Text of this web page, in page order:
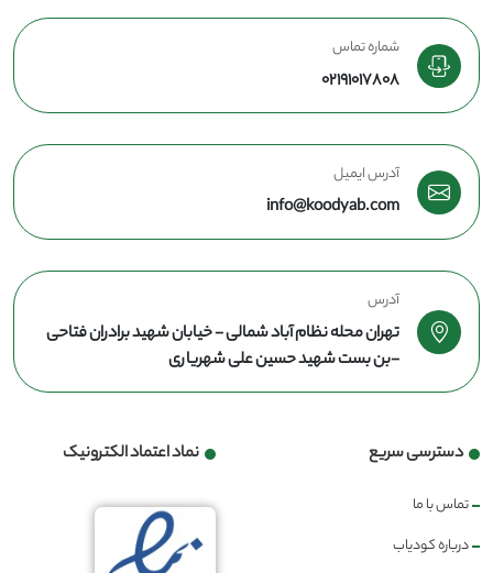
شماره تماس
02191017808
آدرس ایمیل
info@koodyab.com
آدرس
تهران محله نظام آباد شمالی - خیابان شهید برادران فتاحی
-بن بست شهید حسین علی شهریاری
دسترسی سریع
تماس با ما
درباره کودیاب
نماد اعتماد الکترونیک